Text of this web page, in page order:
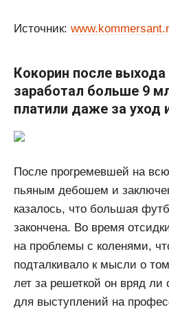
Источник:
Кокорин после
заработал больше 9
платили даже за уход
После прогремевшей на
пьяным дебошем и
казалось, что большая
закончена. Во время
на проблемы с коленями,
подталкивало к мысли о
лет за решеткой он вряд
для выступлений на